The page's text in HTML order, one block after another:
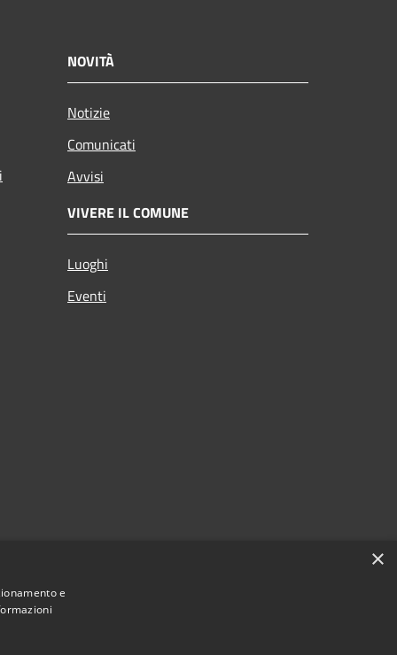
NOVITÀ
Notizie
Comunicati
Avvisi
VIVERE IL COMUNE
Luoghi
Eventi
×
e